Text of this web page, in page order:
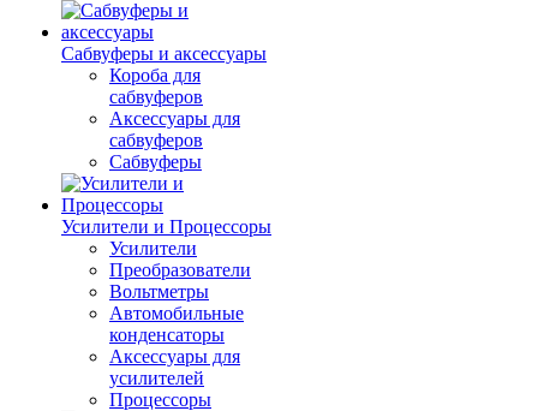
Сабвуферы и аксессуары
Короба для
сабвуферов
Аксессуары для
сабвуферов
Сабвуферы
Усилители и Процессоры
Усилители
Преобразователи
Вольтметры
Автомобильные
конденсаторы
Аксессуары для
усилителей
Процессоры